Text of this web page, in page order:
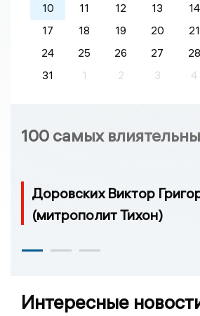
10
11 12 13 14
17
18 19 20 21
24
25 26 27 28
31
1 2 3 4
100 самых
Доровских Виктор
(митрополит Тихон)
Интересные